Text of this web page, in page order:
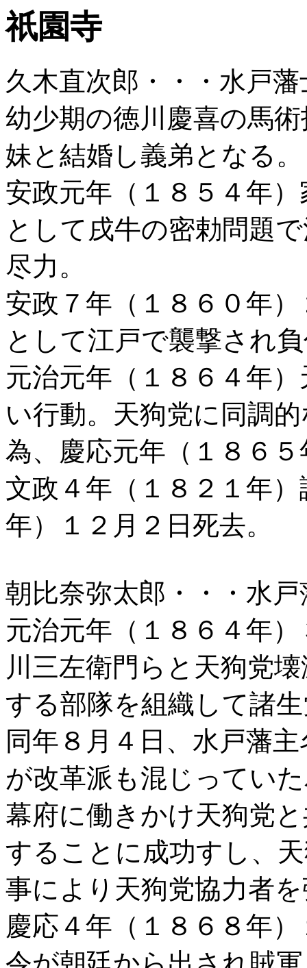
祇園寺
久木直次郎・・・水戸藩
幼少期の徳川慶喜の馬
妹と結婚し義弟となる。
安政元年（１８５４年
として戌牛の密勅問題
尽力。
安政７年（１８６０年
として江戸で襲撃され
元治元年（１８６４年
い行動。天狗党に同調
為、慶応元年（１８６
文政４年（１８２１年
年）１２月２日死去。
朝比奈弥太郎・・・水戸
元治元年（１８６４年
川三左衛門らと天狗党
する部隊を組織して諸
同年８月４日、水戸藩
が改革派も混じってい
幕府に働きかけ天狗党
することに成功すし、
事により天狗党協力者
慶応４年（１８６８年